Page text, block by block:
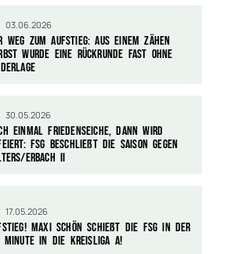
03.06.2026
Weg zum Aufstieg: Aus einem zähen
wurde eine Rückrunde fast ohne
30.05.2026
einmal Friedenseiche, dann wird
FSG beschließt die Saison gegen
Erbach II
17.05.2026
Maxi Schön schießt die FSG in der
Minute in die Kreisliga A!